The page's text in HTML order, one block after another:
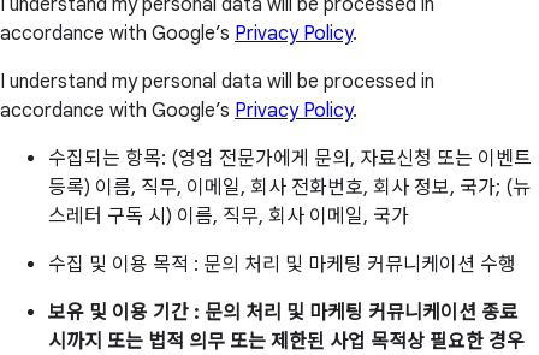
accordance with Google’s Privacy Policy.
I understand my personal data will be processed in
accordance with Google’s Privacy Policy.
수집되는 항목: (영업 전문가에게 문의, 자료신청 또는 이벤트
등록) 이름, 직무, 이메일, 회사 전화번호, 회사 정보, 국가; (뉴
스레터 구독 시) 이름, 직무, 회사 이메일, 국가
수집 및 이용 목적 : 문의 처리 및 마케팅 커뮤니케이션 수행
보유 및 이용 기간 : 문의 처리 및 마케팅 커뮤니케이션 종료
시까지 또는 법적 의무 또는 제한된 사업 목적상 필요한 경우